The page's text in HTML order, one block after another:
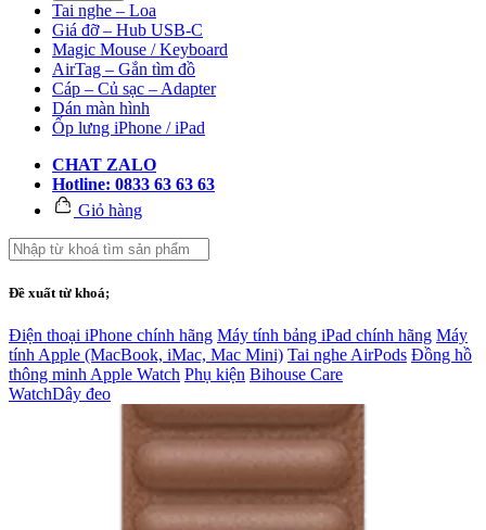
Tai nghe – Loa
Giá đỡ – Hub USB-C
Magic Mouse / Keyboard
AirTag – Gắn tìm đồ
Cáp – Củ sạc – Adapter
Dán màn hình
Ốp lưng iPhone / iPad
CHAT ZALO
Hotline: 0833 63 63 63
Giỏ hàng
Đề xuất từ khoá;
Điện thoại iPhone chính hãng Máy tính bảng iPad chính hãng Máy
tính Apple (MacBook, iMac, Mac Mini) Tai nghe AirPods Đồng hồ
thông minh Apple Watch Phụ kiện Bihouse Care
WatchDây đeo